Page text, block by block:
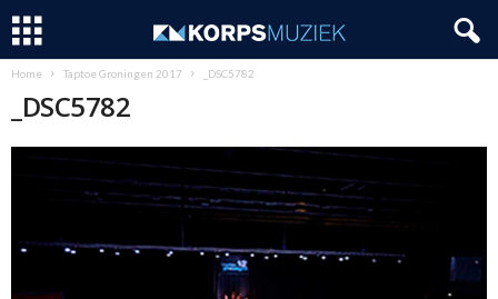
Home Taptoe Groningen 2017 _DSC5782
_DSC5782